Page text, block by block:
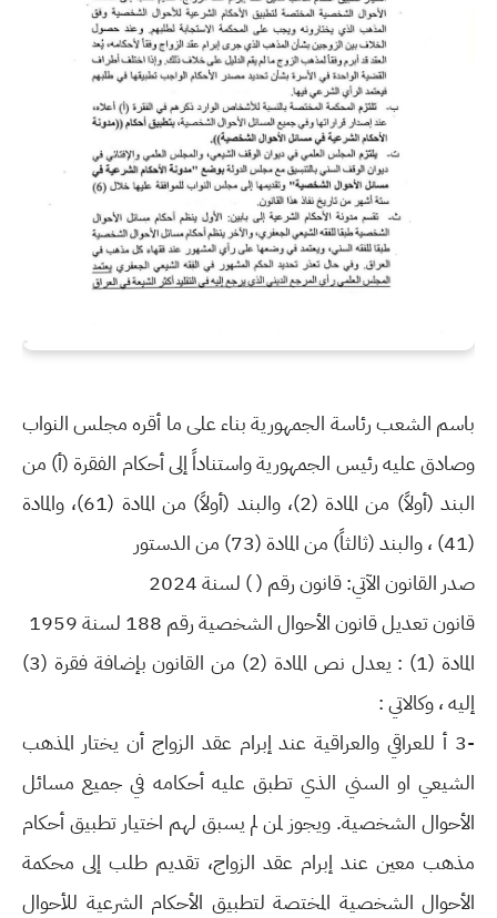
باسم الشعب رئاسة الجمهورية بناء على ما أقره مجلس النواب
وصادق عليه رئيس الجمهورية واستناداً إلى أحكام الفقرة (أ) من
البند (أولاً) من المادة (2)، والبند (أولاً) من المادة (61)، والمادة
(41) ، والبند (ثالثاً) من المادة (73) من الدستور
صدر القانون الآتي: قانون رقم ( ) لسنة 2024
قانون تعديل قانون الأحوال الشخصية رقم 188 لسنة 1959
المادة (1) : يعدل نص المادة (2) من القانون بإضافة فقرة (3)
إليه ، وكالاتي :
-3 أ للعراقي والعراقية عند إبرام عقد الزواج أن يختار المذهب
الشيعي او السني الذي تطبق عليه أحكامه في جميع مسائل
الأحوال الشخصية. ويجوز لمن لم يسبق لهم اختيار تطبيق أحكام
مذهب معين عند إبرام عقد الزواج، تقديم طلب إلى محكمة
الأحوال الشخصية المختصة لتطبيق الأحكام الشرعية للأحوال